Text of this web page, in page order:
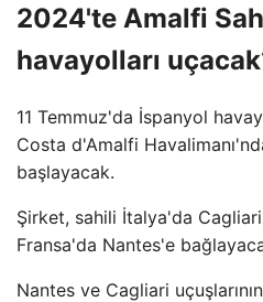
2024'te Amalfi
havayolları
11 Temmuz'da İspanyol
Costa d'Amalfi
başlayacak.
Şirket, sahili İtalya'da
Fransa'da Nantes'e
Nantes ve Cagliari